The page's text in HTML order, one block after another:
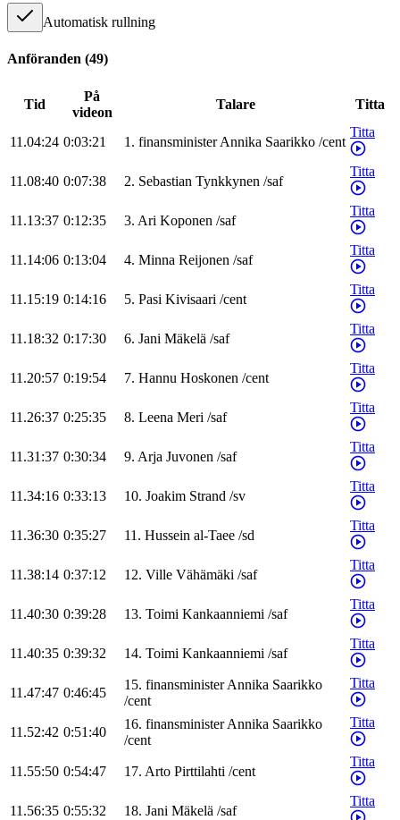
Automatisk rullning
Anföranden (49)
Tid
På
videon
Talare Titta
11.04:24 0:03:21 1. finansministerAnnika Saarikko /cent
Titta
11.08:40 0:07:38 2. Sebastian Tynkkynen /saf
Titta
11.13:37 0:12:35 3. Ari Koponen /saf
Titta
11.14:06 0:13:04 4. Minna Reijonen /saf
Titta
11.15:19 0:14:16 5. Pasi Kivisaari /cent
Titta
11.18:32 0:17:30 6. Jani Mäkelä /saf
Titta
11.20:57 0:19:54 7. Hannu Hoskonen /cent
Titta
11.26:37 0:25:35 8. Leena Meri /saf
Titta
11.31:37 0:30:34 9. Arja Juvonen /saf
Titta
11.34:16 0:33:13 10. Joakim Strand /sv
Titta
11.36:30 0:35:27 11. Hussein al-Taee /sd
Titta
11.38:14 0:37:12 12. Ville Vähämäki /saf
Titta
11.40:30 0:39:28 13. Toimi Kankaanniemi /saf
Titta
11.40:35 0:39:32 14. Toimi Kankaanniemi /saf
Titta
11.47:47 0:46:45
15. finansministerAnnika Saarikko
/cent
Titta
11.52:42 0:51:40
16. finansministerAnnika Saarikko
/cent
Titta
11.55:50 0:54:47 17. Arto Pirttilahti /cent
Titta
11.56:35 0:55:32 18. Jani Mäkelä /saf
Titta